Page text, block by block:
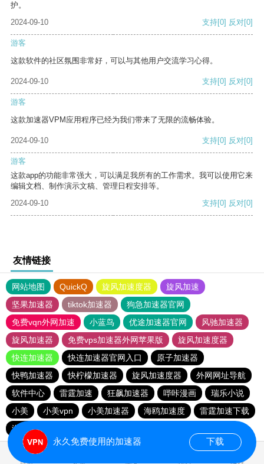
护。
2024-09-10
支持[0] 反对[0]
游客
这款软件的社区氛围非常好，可以与其他用户交流学习心得。
2024-09-10 支持[0] 反对[0]
游客
这款加速器VPM应用程序已经为我们带来了无限的流畅体验。
2024-09-10 支持[0] 反对[0]
游客
这款app的功能非常强大，可以满足我所有的工作需求。我可以使用它来
编辑文档、制作演示文稿、管理日程安排等。
2024-09-10
支持[0] 反对[0]
友情链接
网站地图 QuickQ 旋风加速度器
旋风加速
坚果加速器
tiktok加速器
狗急加速器官网
免费vqn外网加速
小蓝鸟 优途加速器官网
风驰加速器
旋风加速器
免费vps加速器外网苹果版
旋风加速度器
快连加速器
快连加速器官网入口
原子加速器
快鸭加速器
快柠檬加速器 旋风加速度器
外网网址导航
软件中心
雷霆加速 狂飙加速器 哔咔漫画
瑞乐小说
小美
小美vpn 小美加速器 海鸥加速度
雷霆加速下载
海鸥加速器下载
永久免费使用的加速器 下载